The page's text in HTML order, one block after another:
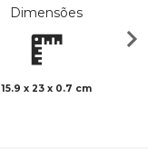
Dimensões
15.9 x 23 x 0.7 cm